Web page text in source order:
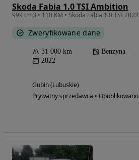
Skoda Fabia 1.0 TSI Ambition
999 cm3 • 110 KM • Skoda Fabia 1.0 TSI 2022
Zweryfikowane dane
31 000 km Benzyna
2022
Gubin (Lubuskie)
Prywatny sprzedawca • Opublikowano